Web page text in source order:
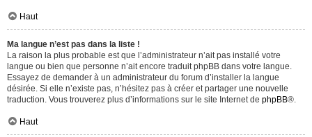
Haut
Ma langue n’est pas dans la liste !
La raison la plus probable est que l’administrateur n’ait pas installé votre
langue ou bien que personne n’ait encore traduit phpBB dans votre langue.
Essayez de demander à un administrateur du forum d’installer la langue
désirée. Si elle n’existe pas, n’hésitez pas à créer et partager une nouvelle
traduction. Vous trouverez plus d’informations sur le site Internet de phpBB®.
Haut